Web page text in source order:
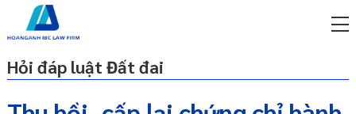
Hỏi đáp luật Đất đai